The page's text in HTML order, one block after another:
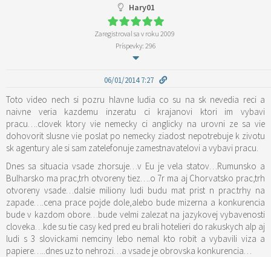
Hary01
Zaregistroval sa v roku 2009
Príspevky: 296
06/01/2014 7:27
Toto video nech si pozru hlavne ludia co su na sk nevedia reci a
naivne veria kazdemu inzeratu ci krajanovi ktori im vybavi
pracu….clovek ktory vie nemecky ci anglicky na urovni ze sa vie
dohovorit slusne vie poslat po nemecky ziadost nepotrebuje k zivotu
sk agentury ale si sam zatelefonuje zamestnavatelovi a vybavi pracu.
Dnes sa situacia vsade zhorsuje…v Eu je vela statov…Rumunsko a
Bulharsko ma prac,trh otvoreny tiez….o 7r ma aj Chorvatsko prac,trh
otvoreny vsade…dalsie miliony ludi budu mat prist n prac.trhy na
zapade….cena prace pojde dole,alebo bude mizerna a konkurencia
bude v kazdom obore…bude velmi zalezat na jazykovej vybavenosti
cloveka…kde su tie casy ked pred eu brali hotelieri do rakuskych alp aj
ludi s 3 slovickami nemciny lebo nemal kto robit a vybavili viza a
papiere…..dnes uz to nehrozi…a vsade je obrovska konkurencia…